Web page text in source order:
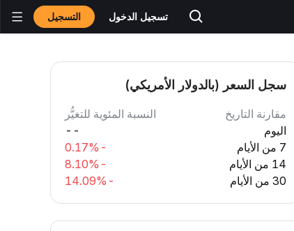
تسجيل الدخول التسجيل
سجل السعر (بالدولار الأمريكي)
مقارنة التاريخ
النسبة المئوية للتغيُّر
اليوم
--
7 من الأيام
-0.17%
14 من الأيام
-8.10%
30 من الأيام
-14.09%